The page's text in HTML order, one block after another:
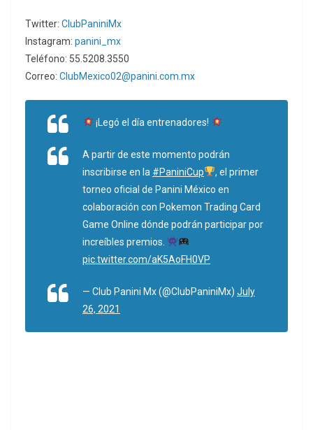
Twitter: ClubPaniniMx
Instagram: panini_mx
Teléfono: 55.5208.3550
Correo: ClubMexico02@panini.com.mx
¡Legó el día entrenadores!
A partir de este momento podrán
inscribirse en la #PaniniCup
, el primer
torneo oficial de Panini México en
colaboración con Pokemon Trading Card
Game Online dónde podrán participar por
increíbles premios.
pic.twitter.com/aK5AoFH0VP
— Club Panini Mx (@ClubPaniniMx) July
26, 2021